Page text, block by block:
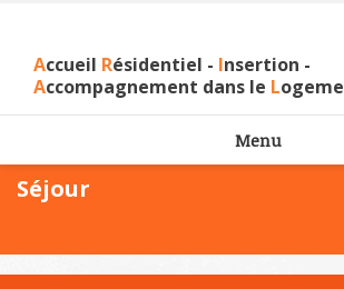
Accueil Résidentiel - Insertion -
Accompagnement dans le L
Menu
Séjour